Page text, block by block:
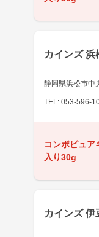
カインズ 浜
静岡県浜松市中
TEL: 053-596-
コンボピュア
入り30g
カインズ 伊